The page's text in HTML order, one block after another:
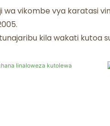
vikombe vya karatasi
kila wakati kutoa